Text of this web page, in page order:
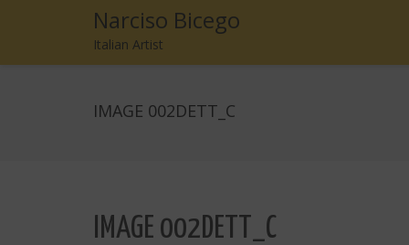
Narciso Bicego
Italian Artist
IMAGE 002DETT_C
IMAGE 002DETT_C